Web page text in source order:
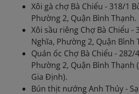
Xôi gà chợ Bà Chiểu - 318/1
Phường 2, Quận Bình Thạnh.
Xôi sầu riêng Chợ Bà Chiểu -
Nghĩa, Phường 2, Quận Bình
Quán ốc Chợ Bà Chiểu -
Phường 2, Quận Bình Thạnh
Gia Định).
Bún thịt nướng Anh Thúy -